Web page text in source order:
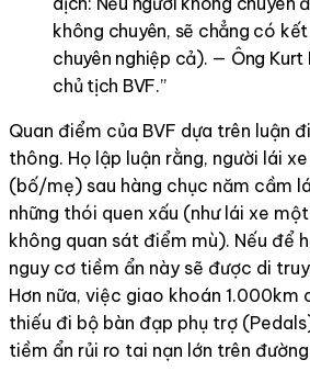
không chuyên, sẽ chẳng có
chuyên nghiệp cả). — Ông Kurt
chủ tịch BVF.”
Quan điểm của BVF dựa trên luận
thông. Họ lập luận rằng, người lái
(bố/mẹ) sau hàng chục năm cầm
những thói quen xấu (như lái xe
không quan sát điểm mù). Nếu để
nguy cơ tiềm ẩn này sẽ được di
Hơn nữa, việc giao khoán 1.000km
thiếu đi bộ bàn đạp phụ trợ
tiềm ẩn rủi ro tai nạn lớn trên